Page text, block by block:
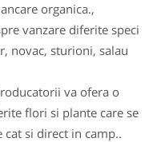
organica.,
vanzare diferite speci
novac, stu­ri­oni, salau
va ofera o
flori si plante care se
si direct in camp..